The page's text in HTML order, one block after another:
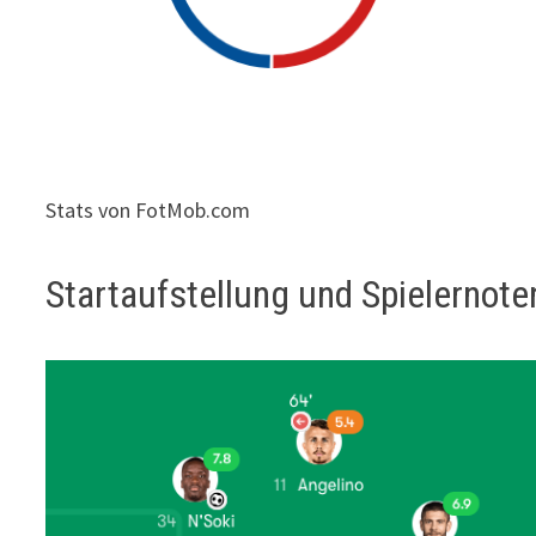
Stats von FotMob.com
Startaufstellung und